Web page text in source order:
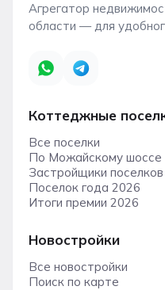
Агрегатор
области — для
Коттеджные
Все поселки
По Можайскому шоссе
Застройщики поселков
Поселок года 2026
Итоги премии 2026
Новостройки
Все новостройки
Поиск по карте